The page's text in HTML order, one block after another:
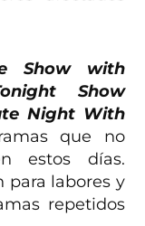
Show with
Show
Night With
que no
estos días.
para labores y
repetidos